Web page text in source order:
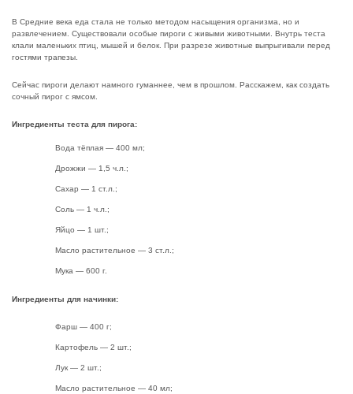
В Средние века еда стала не только методом насыщения организма, но и
развлечением. Существовали особые пироги с живыми животными. Внутрь теста
клали маленьких птиц, мышей и белок. При разрезе животные выпрыгивали перед
гостями трапезы.
Сейчас пироги делают намного гуманнее, чем в прошлом. Расскажем, как создать
сочный пирог с ямсом.
Ингредиенты теста для пирога:
Вода тёплая — 400 мл;
Дрожжи — 1,5 ч.л.;
Сахар — 1 ст.л.;
Соль — 1 ч.л.;
Яйцо — 1 шт.;
Масло растительное — 3 ст.л.;
Мука — 600 г.
Ингредиенты для начинки:
Фарш — 400 г;
Картофель — 2 шт.;
Лук — 2 шт.;
Масло растительное — 40 мл;